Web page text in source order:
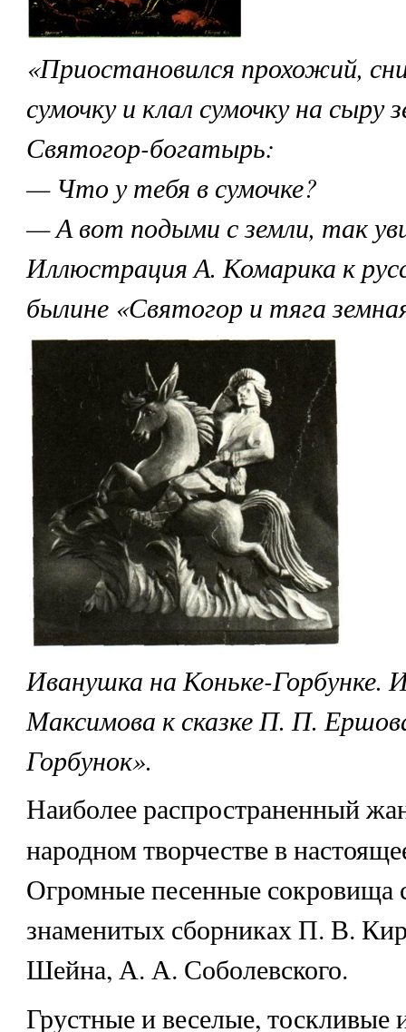
«Приостановился прохожий,
сумочку и клал сумочку на сыру
Святогор-богатырь:
— Что у тебя в сумочке?
— А вот подыми с земли, так
Иллюстрация А. Комарика к
былине «Святогор и тяга
Иванушка на Коньке-Горбунке.
Максимова к сказке П. П.
Горбунок».
Наиболее распространенный
народном творчестве в
Огромные песенные сокровища
знаменитых сборниках П. В.
Шейна, А. А. Соболевского.
Грустные и веселые, тоскливые